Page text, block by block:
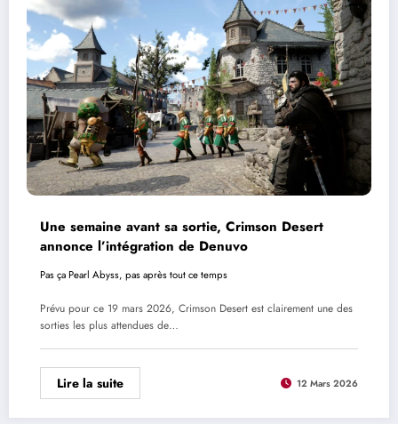
Une semaine avant sa sortie, Crimson Desert
annonce l’intégration de Denuvo
Pas ça Pearl Abyss, pas après tout ce temps
Prévu pour ce 19 mars 2026, Crimson Desert est clairement une des
sorties les plus attendues de…
Lire la suite 12 Mars 2026